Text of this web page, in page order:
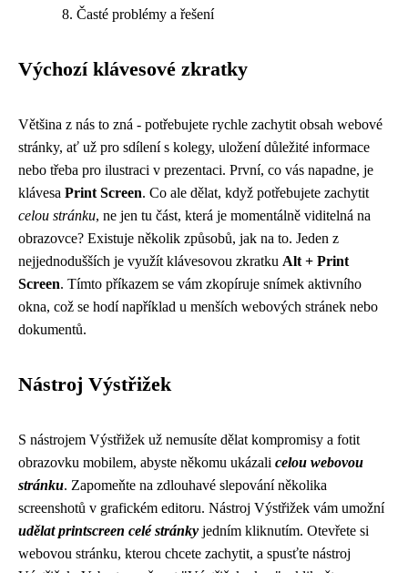
Časté problémy a řešení
Výchozí klávesové zkratky
Většina z nás to zná - potřebujete rychle zachytit obsah webové
stránky, ať už pro sdílení s kolegy, uložení důležité informace
nebo třeba pro ilustraci v prezentaci. První, co vás napadne, je
klávesa Print Screen. Co ale dělat, když potřebujete zachytit
celou stránku, ne jen tu část, která je momentálně viditelná na
obrazovce? Existuje několik způsobů, jak na to. Jeden z
nejjednodušších je využít klávesovou zkratku Alt + Print
Screen. Tímto příkazem se vám zkopíruje snímek aktivního
okna, což se hodí například u menších webových stránek nebo
dokumentů.
Nástroj Výstřižek
S nástrojem Výstřižek už nemusíte dělat kompromisy a fotit
obrazovku mobilem, abyste někomu ukázali celou webovou
stránku. Zapomeňte na zdlouhavé slepování několika
screenshotů v grafickém editoru. Nástroj Výstřižek vám umožní
udělat printscreen celé stránky jedním kliknutím. Otevřete si
webovou stránku, kterou chcete zachytit, a spusťte nástroj